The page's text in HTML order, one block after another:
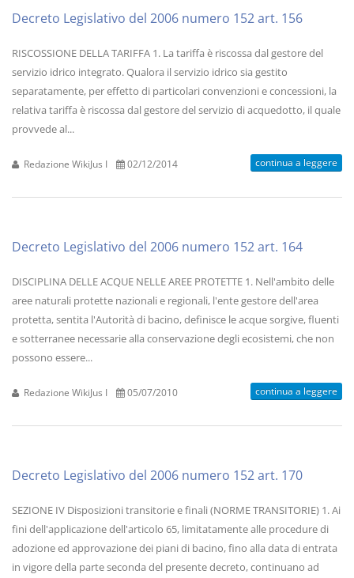
Decreto Legislativo del 2006 numero 152 art. 156
RISCOSSIONE DELLA TARIFFA 1. La tariffa è riscossa dal gestore del
servizio idrico integrato. Qualora il servizio idrico sia gestito
separatamente, per effetto di particolari convenzioni e concessioni, la
relativa tariffa è riscossa dal gestore del servizio di acquedotto, il quale
provvede al...
Redazione WikiJus I 02/12/2014 continua a leggere
Decreto Legislativo del 2006 numero 152 art. 164
DISCIPLINA DELLE ACQUE NELLE AREE PROTETTE 1. Nell'ambito delle
aree naturali protette nazionali e regionali, l'ente gestore dell'area
protetta, sentita l'Autorità di bacino, definisce le acque sorgive, fluenti
e sotterranee necessarie alla conservazione degli ecosistemi, che non
possono essere...
Redazione WikiJus I 05/07/2010 continua a leggere
Decreto Legislativo del 2006 numero 152 art. 170
SEZIONE IV Disposizioni transitorie e finali (NORME TRANSITORIE) 1. Ai
fini dell'applicazione dell'articolo 65, limitatamente alle procedure di
adozione ed approvazione dei piani di bacino, fino alla data di entrata
in vigore della parte seconda del presente decreto, continuano ad